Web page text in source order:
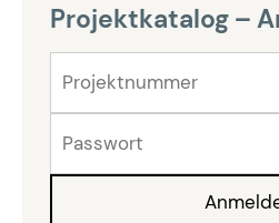
Projektkatalog –